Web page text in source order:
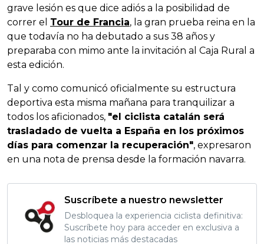
grave lesión es que dice adiós a la posibilidad de
correr el Tour de Francia, la gran prueba reina en la
que todavía no ha debutado a sus 38 años y
preparaba con mimo ante la invitación al Caja Rural a
esta edición.
Tal y como comunicó oficialmente su estructura
deportiva esta misma mañana para tranquilizar a
todos los aficionados, "el ciclista catalán será
trasladado de vuelta a España en los próximos
días para comenzar la recuperación", expresaron
en una nota de prensa desde la formación navarra.
Suscríbete a nuestro newsletter
Desbloquea la experiencia ciclista definitiva:
Suscríbete hoy para acceder en exclusiva a
las noticias más destacadas